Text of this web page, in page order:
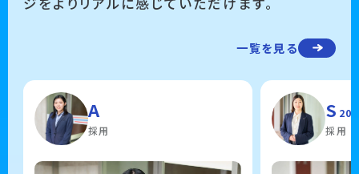
一覧を見る
A
採用
S
採用